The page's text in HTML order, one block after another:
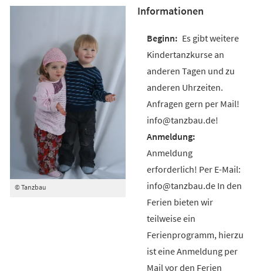
© Tanzbau
Informationen
Es gibt weitere
Kindertanzkurse an
anderen Tagen und zu
anderen Uhrzeiten.
Anfragen gern per Mail!
info@tanzbau.de!
Anmeldung
erforderlich! Per E-Mail:
info@tanzbau.de In den
Ferien bieten wir
teilweise ein
Ferienprogramm, hierzu
ist eine Anmeldung per
Mail vor den Ferien